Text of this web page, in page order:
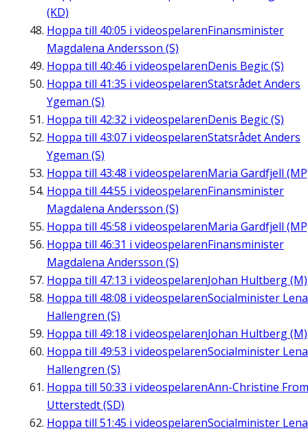
(KD)
Hoppa till 40:05 i videospelarenFinansminister
Magdalena Andersson (S)
Hoppa till 40:46 i videospelarenDenis Begic (S)
Hoppa till 41:35 i videospelarenStatsrådet Anders
Ygeman (S)
Hoppa till 42:32 i videospelarenDenis Begic (S)
Hoppa till 43:07 i videospelarenStatsrådet Anders
Ygeman (S)
Hoppa till 43:48 i videospelarenMaria Gardfjell
Hoppa till 44:55 i videospelarenFinansminister
Magdalena Andersson (S)
Hoppa till 45:58 i videospelarenMaria Gardfjell
Hoppa till 46:31 i videospelarenFinansminister
Magdalena Andersson (S)
Hoppa till 47:13 i videospelarenJohan Hultberg (M)
Hoppa till 48:08 i videospelarenSocialminister Lena
Hallengren (S)
Hoppa till 49:18 i videospelarenJohan Hultberg (M)
Hoppa till 49:53 i videospelarenSocialminister Lena
Hallengren (S)
Hoppa till 50:33 i videospelarenAnn-Christine From
Utterstedt (SD)
Hoppa till 51:45 i videospelarenSocialminister Lena